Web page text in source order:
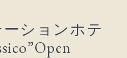
ションホテ